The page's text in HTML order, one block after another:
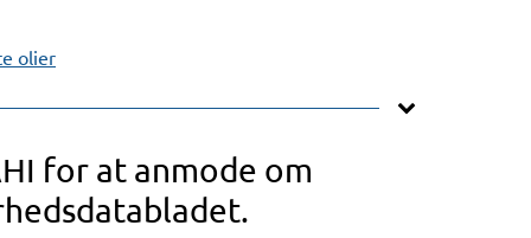
olier
for at anmode om